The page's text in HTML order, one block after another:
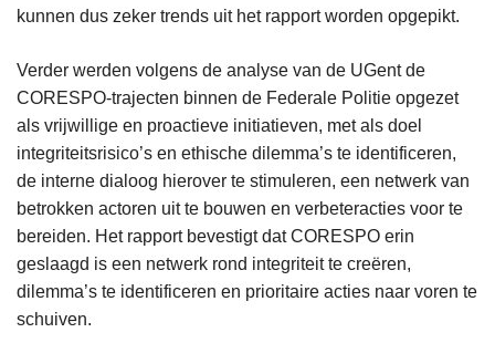
kunnen dus zeker trends uit het rapport worden opgepikt.
Verder werden volgens de analyse van de UGent de
CORESPO-trajecten binnen de Federale Politie opgezet
als vrijwillige en proactieve initiatieven, met als doel
integriteitsrisico’s en ethische dilemma’s te identificeren,
de interne dialoog hierover te stimuleren, een netwerk van
betrokken actoren uit te bouwen en verbeteracties voor te
bereiden. Het rapport bevestigt dat CORESPO erin
geslaagd is een netwerk rond integriteit te creëren,
dilemma’s te identificeren en prioritaire acties naar voren te
schuiven.